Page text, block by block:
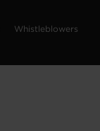
Whistleblowers